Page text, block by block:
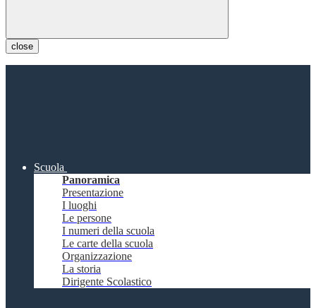
close
Scuola
Panoramica
Presentazione
I luoghi
Le persone
I numeri della scuola
Le carte della scuola
Organizzazione
La storia
Dirigente Scolastico